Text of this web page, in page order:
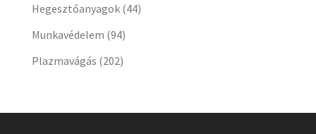
Hegesztőanyagok (44)
Munkavédelem (94)
Plazmavágás (202)